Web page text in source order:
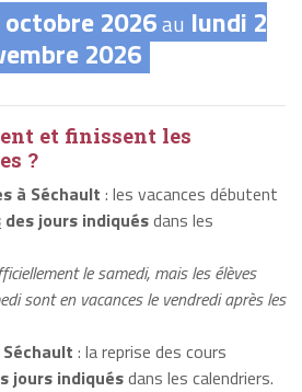
2026au lundi 2
2026
et finissent les
?
à Séchault : les vacances débutent
des jours indiquésdans les
le samedi, mais les élèves
sont en vacances le vendredi après les
: la reprise des cours
jours indiquésdans les calendriers.